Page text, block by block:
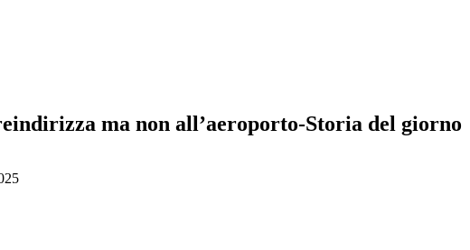
ma non all’aeroporto-Storia del giorno